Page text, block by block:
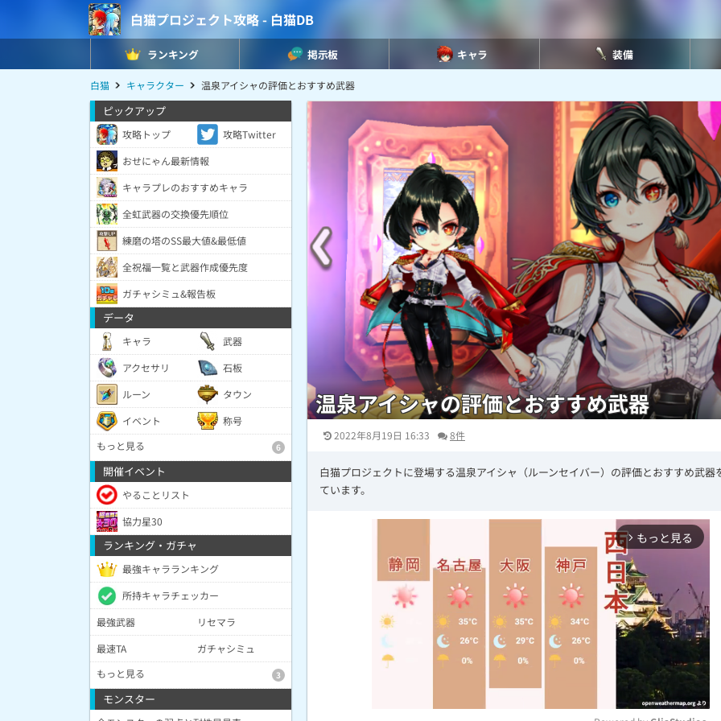
白猫プロジェクト攻略 - 白猫DB
ランキング 掲示板 キャラ 装備
白猫 キャラクター 温泉アイシャの評価とおすすめ武器
温泉アイシャの評価とおすすめ武器
2022年8月19日 16:33 8件
白猫プロジェクトに登場する温泉アイシャ（ルーンセイバー）の評価とおすすめ武器
ています。
arrow_forward_ios もっと見る
ピックアップ
攻略トップ
攻略Twitter
おせにゃん最新情報
キャラプレのおすすめキャラ
全虹武器の交換優先順位
練磨の塔のSS最大値&最低値
全祝福一覧と武器作成優先度
ガチャシミュ&報告板
データ
キャラ
武器
アクセサリ
石板
ルーン
タウン
イベント
称号
もっと見る
6
開催イベント
やることリスト
協力星30
ランキング・ガチャ
最強キャラランキング
所持キャラチェッカー
最強武器
リセマラ
最速TA
ガチャシミュ
もっと見る
3
モンスター